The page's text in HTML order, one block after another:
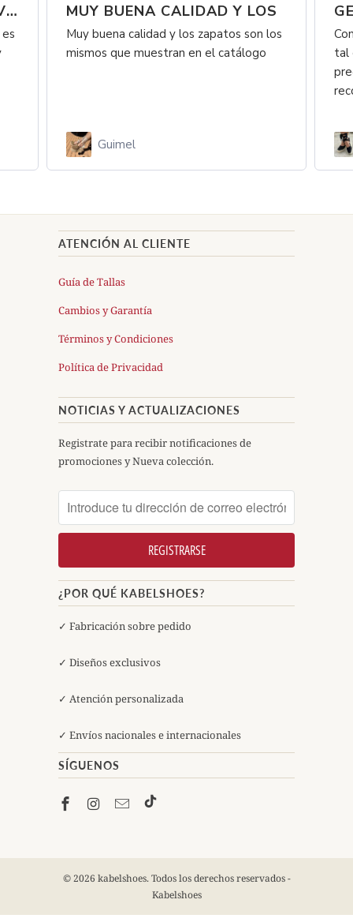
SON HERMOSAS SUPER LIVIANAS Y MUY BUENA CALIDAD Y LOS
Muy buena calidad y los zapatos son los
mismos que muestran en el catálogo
Guimel
tal
ATENCIÓN AL CLIENTE
Guía de Tallas
Cambios y Garantía
Términos y Condiciones
Política de Privacidad
NOTICIAS Y ACTUALIZACIONES
Registrate para recibir notificaciones de
promociones y Nueva colección.
¿POR QUÉ KABELSHOES?
✓ Fabricación sobre pedido
✓ Diseños exclusivos
✓ Atención personalizada
✓ Envíos nacionales e internacionales
SÍGUENOS
© 2026 kabelshoes. Todos los derechos reservados -
Kabelshoes